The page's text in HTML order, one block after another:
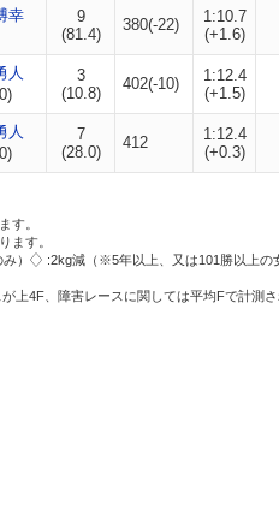
幸
9
(81.4)
380(-22)
1:10.7
(+1.6)
人
3
(10.8)
402(-10)
1:12.4
(+1.5)
人
7
(28.0)
412
1:12.4
(+0.3)
す。
ます。
）
:2kg減（※5年以上、又は101勝以上の
上4F、障害レースに関しては平均Fで計測